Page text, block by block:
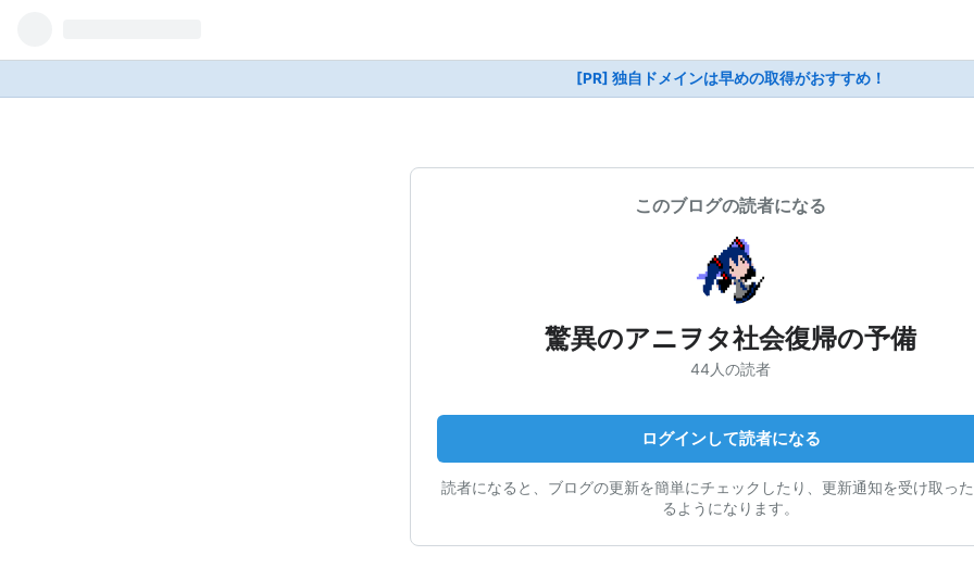
[PR] 独自ドメインは早めの取得がおすすめ！
このブログの読者になる
驚異のアニヲタ社会復帰の予備
44人の読者
ログインして読者になる
読者になると、ブログの更新を簡単にチェックしたり、更新通知を受け取っ
るようになります。